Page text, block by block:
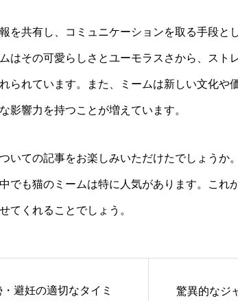
を共有し、コミュニケーションを取る手段と
はその可愛らしさとユーモラスさから、スト
られています。また、ミームは新しい文化や
影響力を持つことが増えています。
いての記事をお楽しみいただけたでしょうか
でも猫のミームは特に人気があります。これ
てくれることでしょう。
避妊の適切なタイミ
驚異的なジ